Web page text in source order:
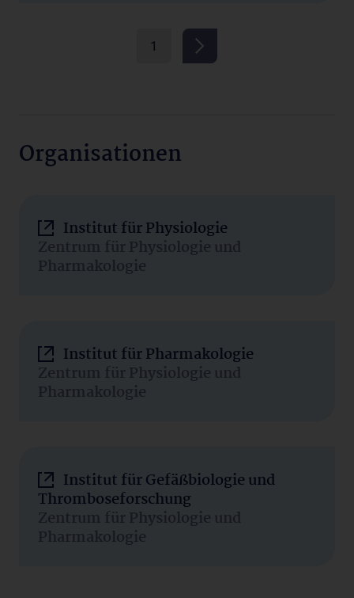
1
Organisationen
Institut für Physiologie
Zentrum für Physiologie und
Pharmakologie
Institut für Pharmakologie
Zentrum für Physiologie und
Pharmakologie
Institut für Gefäßbiologie und
Thromboseforschung
Zentrum für Physiologie und
Pharmakologie